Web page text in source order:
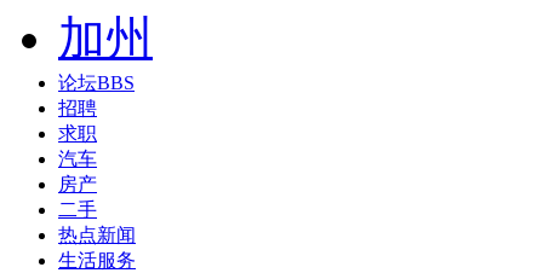
加州
论坛BBS
招聘
求职
汽车
房产
二手
热点新闻
生活服务